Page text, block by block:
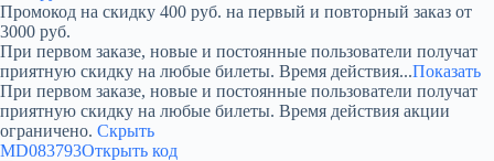
Промокод на скидку 400 руб. на первый и повторный заказ от
3000 руб.
При первом заказе, новые и постоянные пользователи получат
приятную скидку на любые билеты. Время действия...Показать
При первом заказе, новые и постоянные пользователи получат
приятную скидку на любые билеты. Время действия акции
ограничено. Скрыть
MD083793Открыть код